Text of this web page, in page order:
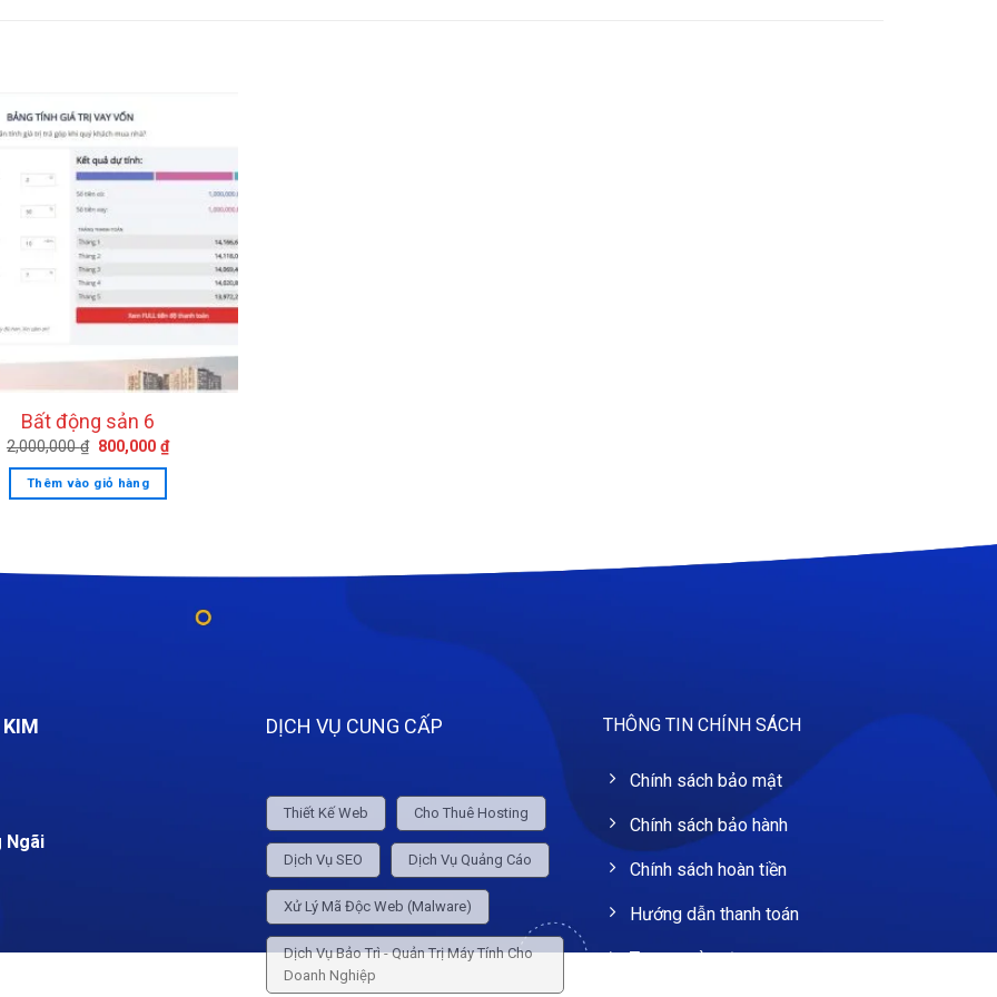
Bất động sản 6
2,000,000₫ Giá
là:
2,000,000 ₫.
800,000₫Giá
hiện
Thêm vào giỏ hàng
Ngãi
DỊCH VỤ CUNG CẤP
Thiết Kế Web Cho Thuê Hosting
Dịch Vụ SEO Dịch Vụ Quảng Cáo
Xử Lý Mã Độc Web (Malware)
Dịch Vụ Bảo Trì - Quản Trị Máy Tính Cho
Doanh Nghiệp
THÔNG TIN CHÍNH SÁCH
Chính sách bảo mật
Chính sách bảo hành
Chính sách hoàn tiền
Hướng dẫn thanh toán
Trang quản trị